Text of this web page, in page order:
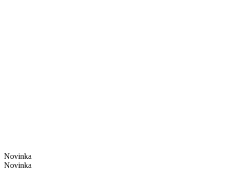
Novinka
Novinka